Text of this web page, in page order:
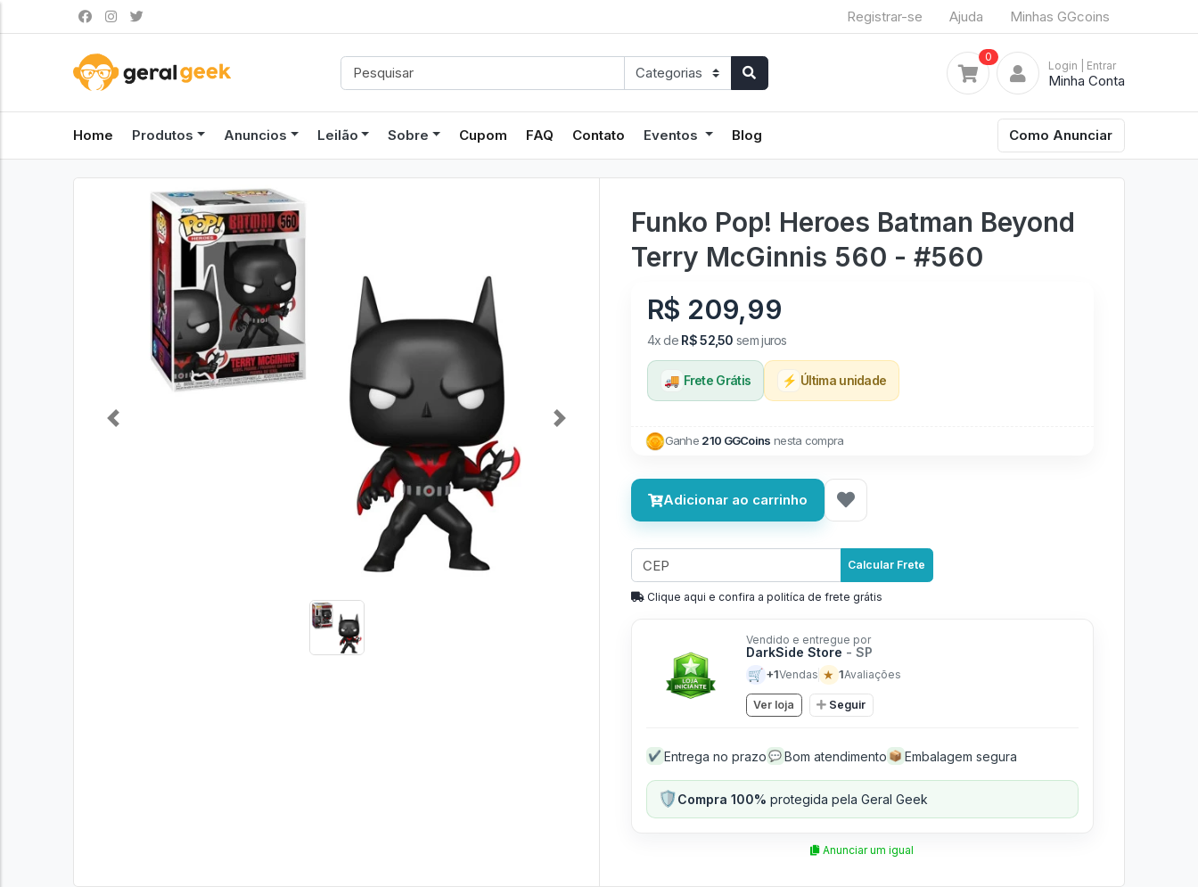
Registrar-se Ajuda Minhas GGcoins
0
Login | Entrar
Minha Conta
Home Produtos Anuncios Leilão Sobre Cupom FAQ Contato Eventos Blog Como Anunciar
Previous Next
Funko Pop! Heroes Batman Beyond
Terry McGinnis 560 - #560
R$ 209,99
4x de R$ 52,50 sem juros
🚚 Frete Grátis ⚡ Última unidade
Ganhe 210 GGCoins nesta compra
Adicionar ao carrinho
Calcular Frete
Clique aqui e confira a politíca de frete grátis
Vendido e entregue por
DarkSide Store - SP
🛒 +1Vendas ★ 1Avaliações
Ver loja Seguir
✔ Entrega no prazo 💬 Bom atendimento 📦 Embalagem segura
🛡️Compra 100% protegida pela Geral Geek
Anunciar um igual